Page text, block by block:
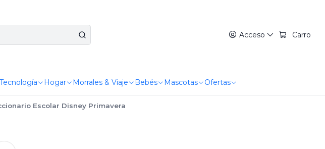
Acceso Carro
Tecnología Hogar Morrales & Viaje Bebés Mascotas Ofertas
Escolar Disney Primavera